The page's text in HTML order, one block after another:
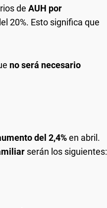
de AUH por
20%. Esto significa que
no será necesario
del 2,4%en abril.
serán los siguientes: